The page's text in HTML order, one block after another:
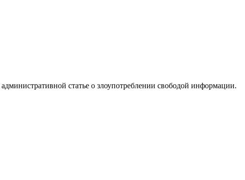
статье о злоупотреблении свободой информации.